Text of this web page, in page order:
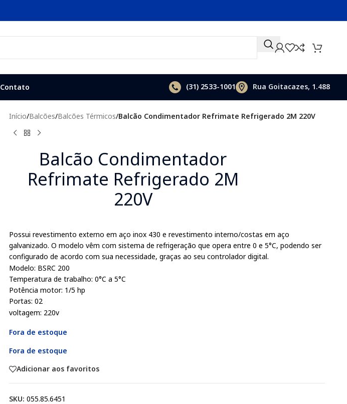
Contato (31) 2533-1001 Rua Goitacazes, 1.488
Início/Balcões/Balcões Térmicos/Balcão Condimentador Refrimate Refrigerado 2M 220V
Balcão Condimentador
Refrimate Refrigerado 2M
220V
Possui revestimento externo em aço inox 430 e revestimento interno/costas em aço
galvanizado. O modelo vêm com sistema de refrigeração que opera entre 0 e 5°C, podendo ser
configurado de acordo com sua necessidade, graças ao seu controlador digital.
Modelo: BSRC 200
Temperatura de trabalho: 0°C a 5°C
Potência motor: 1/5 hp
Portas: 02
voltagem: 220v
Fora de estoque
Fora de estoque
Adicionar aos favoritos
SKU: 055.85.6451